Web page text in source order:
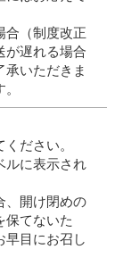
（制度改正
が遅れる場合
承いただきま
ださい。
ルに表示され
、開け閉めの
てないた
早目にお召し